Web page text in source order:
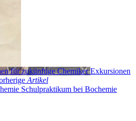
Exkursionen
Artikel
Schulpraktikum bei Bochemie